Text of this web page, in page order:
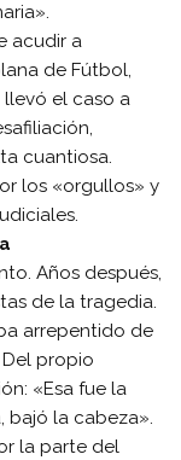
acudir a
de Fútbol,
llevó el caso a
cuantiosa.
los «orgullos» y
Años después,
de la tragedia.
arrepentido de
propio
«Esa fue la
bajó la cabeza».
la parte del